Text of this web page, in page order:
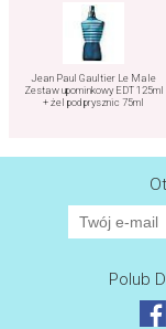
Jean Paul Gaultier Le Male
Zestaw upominkowy EDT 125ml
+ żel pod prysznic 75ml
Polub